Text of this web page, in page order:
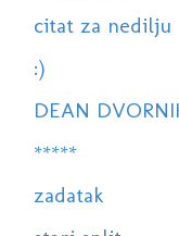
citat za nedilju
:)
DEAN
*****
zadatak